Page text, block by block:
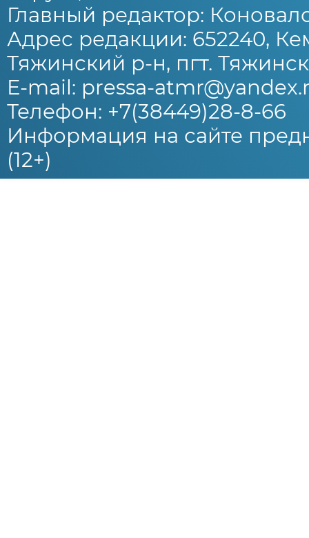
Главный редактор:
Адрес редакции: 652240,
Тяжинский р-н, пгт.
E-mail: pressa-
Телефон: +7(38449)28-8-66
Информация на сайте
(12+)